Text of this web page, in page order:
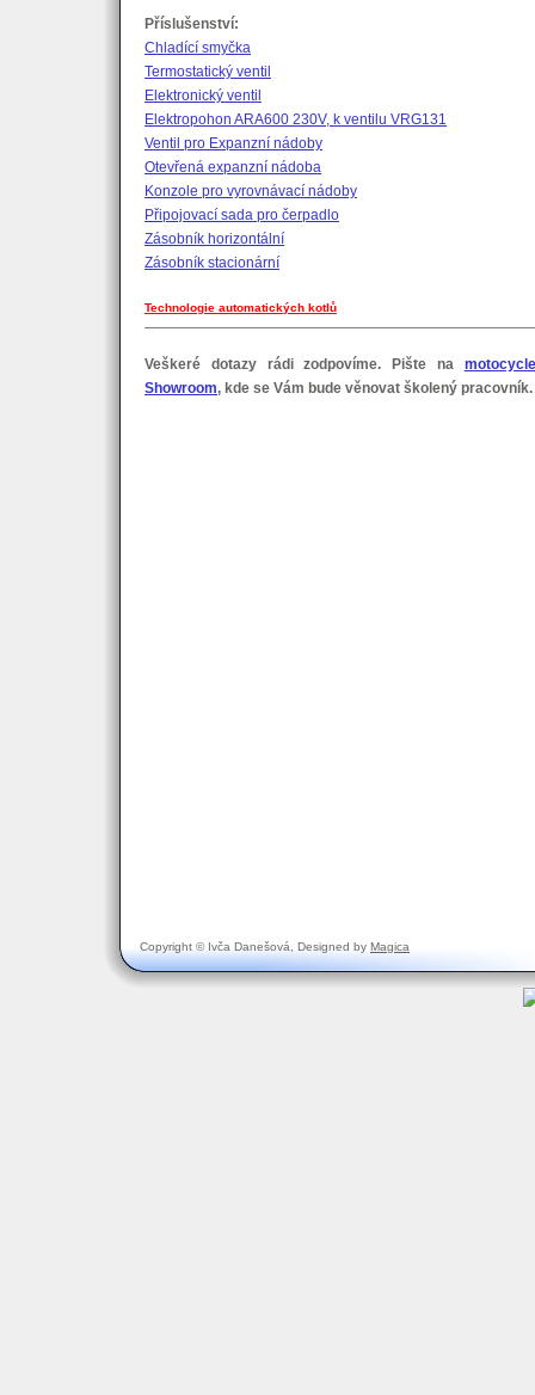
Příslušenství:
Chladící smyčka
Termostatický ventil
Elektronický ventil
Elektropohon ARA600 230V, k ventilu VRG131
Ventil pro Expanzní nádoby
Otevřená expanzní nádoba
Konzole pro vyrovnávací nádoby
Připojovací sada pro čerpadlo
Zásobník horizontální
Zásobník stacionární
Technologie automatických kotlů
Veškeré dotazy rádi zodpovíme. Pište na
Showroom, kde se Vám bude věnovat školený pracovník.
Copyright © Ivča Danešová, Designed by Magica